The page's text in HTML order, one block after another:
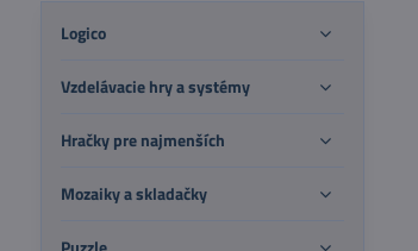
Logico
Vzdelávacie hry a systémy
Hračky pre najmenších
Mozaiky a skladačky